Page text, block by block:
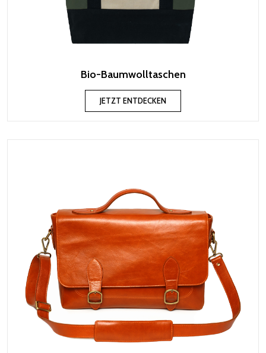
Bio-Baumwolltaschen
JETZT ENTDECKEN